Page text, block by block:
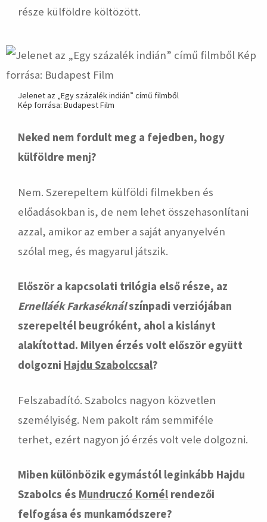
része külföldre költözött.
Jelenet az „Egy százalék indián” című filmből
Kép forrása: Budapest Film
Neked nem fordult meg a fejedben, hogy
külföldre menj?
Nem. Szerepeltem külföldi filmekben és
előadásokban is, de nem lehet összehasonlítani
azzal, amikor az ember a saját anyanyelvén
szólal meg, és magyarul játszik.
Először a kapcsolati trilógia első része, az
Ernelláék Farkaséknálszínpadi verziójában
szerepeltél beugróként, ahol a kislányt
alakítottad. Milyen érzés volt először együtt
dolgozni Hajdu Szabolccsal?
Felszabadító. Szabolcs nagyon közvetlen
személyiség. Nem pakolt rám semmiféle
terhet, ezért nagyon jó érzés volt vele dolgozni.
Miben különbözik egymástól leginkább Hajdu
Szabolcs és Mundruczó Kornél rendezői
felfogása és munkamódszere?